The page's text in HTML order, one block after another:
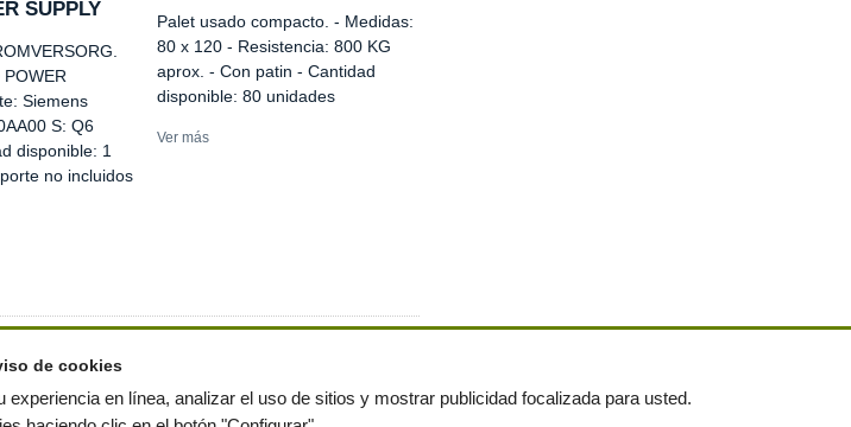
SUPPLY
Siemens
S: Q6
disponible: 1
no incluidos
Palet usado compacto. - Medidas:
80 x 120 - Resistencia: 800 KG
aprox. - Con patin - Cantidad
disponible: 80 unidades
Ver más
de cookies
en línea, analizar el uso de sitios y mostrar publicidad focalizada para usted.